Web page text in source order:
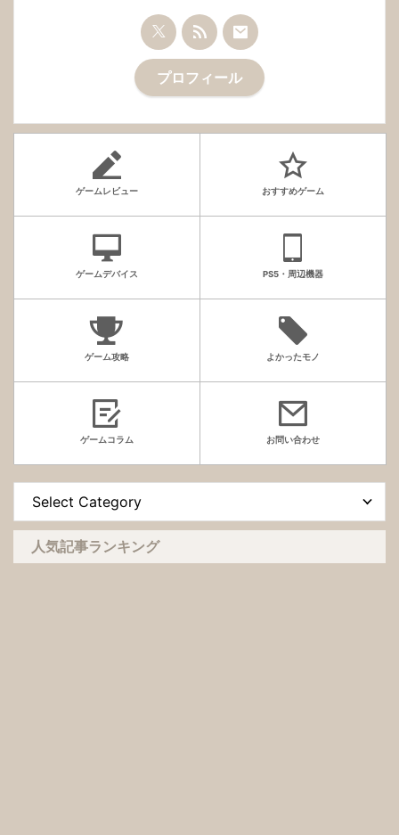
プロフィール
ゲームレビュー おすすめゲーム
ゲームデバイス PS5・周辺機器
ゲーム攻略 よかったモノ
ゲームコラム お問い合わせ
人気記事ランキング